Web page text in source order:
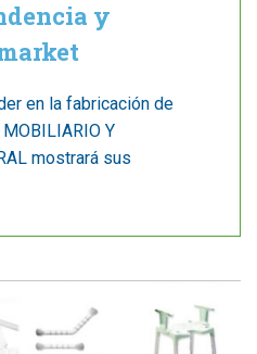
y
en la fabricación de
Y
mostrará sus